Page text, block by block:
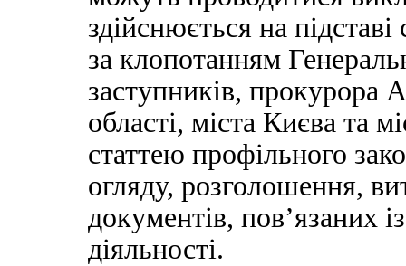
здійснюється на
за клопотанням
заступників, прокурора
області, міста Києва та
статтею профільного
огляду, розголошення,
документів, пов’язаних
діяльності.